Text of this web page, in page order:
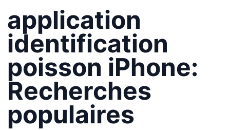
application
identification
poisson iPhone:
Recherches
populaires